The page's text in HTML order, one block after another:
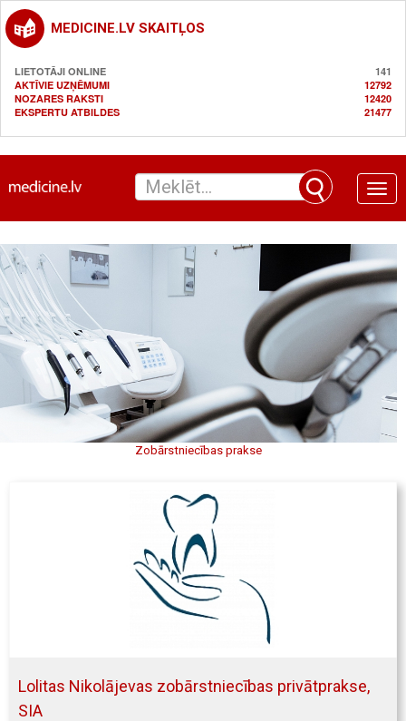
MEDICINE.LV SKAITĻOS
LIETOTĀJI ONLINE
141
AKTĪVIE UZŅĒMUMI
12792
NOZARES RAKSTI
12420
EKSPERTU ATBILDES
21477
Toggle
Zobārstniecības prakse
Lolitas Nikolājevas zobārstniecības privātprakse,
SIA